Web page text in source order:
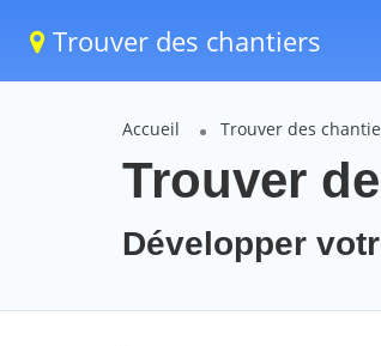
Trouver des chantiers
Accueil Trouver des
Trouver
Développer